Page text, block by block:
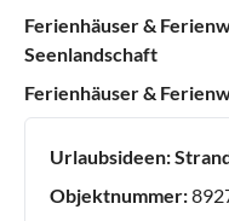
Ferienhäuser &
Seenlandschaft
Ferienhäuser &
Urlaubsideen:
Objektnummer: